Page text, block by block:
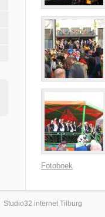
Fotoboek
Studio32 internet Tilburg